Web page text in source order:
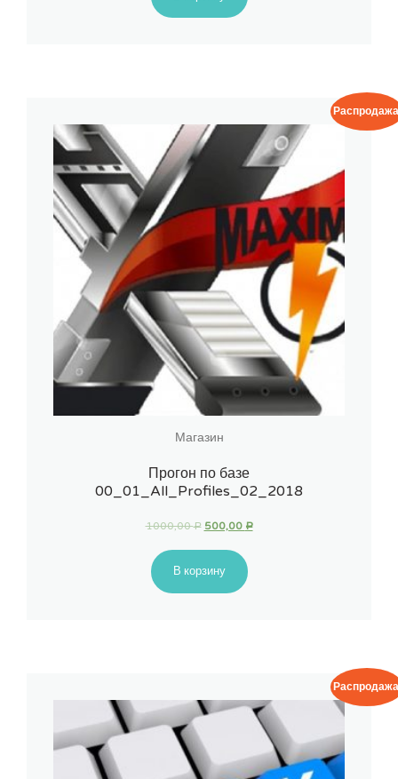
Магазин
Прогон по базе
00_01_All_Profiles_02_2018
1000,00Р 500,00 Р
В корзину